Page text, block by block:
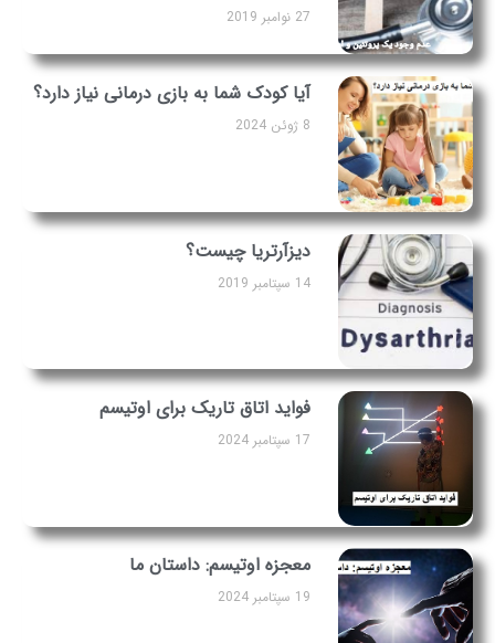
27 نوامبر 2019
آیا کودک شما به بازی درمانی نیاز دارد؟
8 ژوئن 2024
دیزآرتریا چیست؟
14 سپتامبر 2019
فواید اتاق تاریک برای اوتیسم
17 سپتامبر 2024
معجزه اوتیسم: داستان ما
19 سپتامبر 2024